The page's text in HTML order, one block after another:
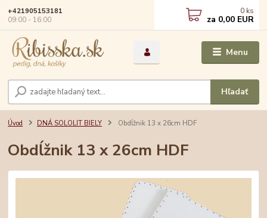
Menu
Hľadať
+421905153181
09:00 - 16:00
0 ks
za 0,00 EUR
Úvod DNÁ SOLOLIT BIELY Obdĺžnik 13 x 26cm HDF
Obdĺžnik 13 x 26cm HDF